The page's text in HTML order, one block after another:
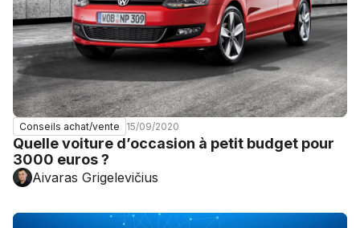
Conseils achat/vente 15/09/2020
Quelle voiture d’occasion à petit budget pour
3000 euros ?
Aivaras Grigelevičius